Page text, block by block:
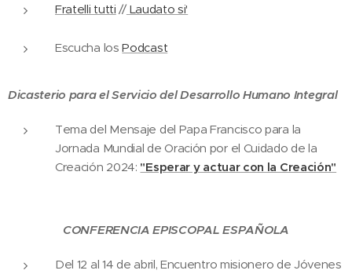
Fratelli tutti //Laudato si'
Escucha losPodcast
Dicasterio para el Servicio del Desarrollo Humano Integral
Tema del Mensaje del Papa Francisco para la
Jornada Mundial de Oración por el Cuidado de la
Creación 2024: "Esperar y actuar con la Creación"
CONFERENCIA EPISCOPAL ESPAÑOLA
Del 12 al 14 de abril, Encuentro misionero de Jóvenes